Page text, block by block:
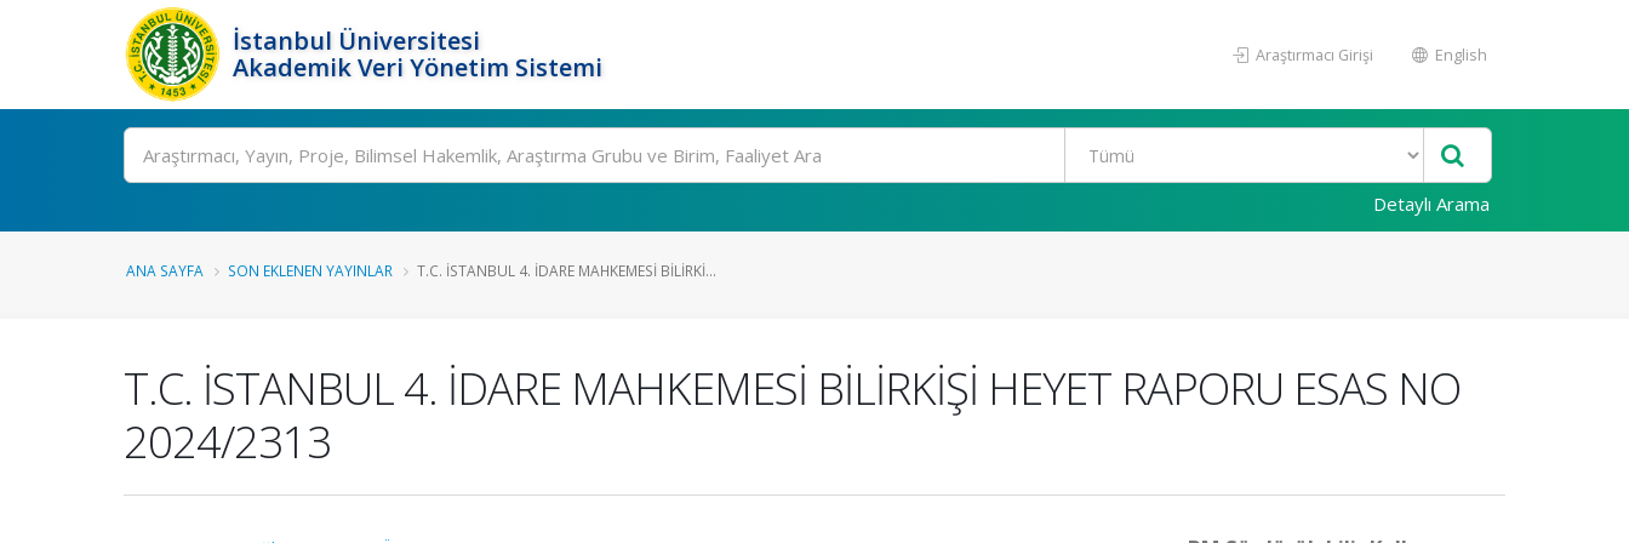
İstanbul Üniversitesi
Akademik Veri Yönetim Sistemi
Araştırmacı Girişi English
Ara
Detaylı Arama
ANA SAYFA SON EKLENEN YAYINLAR T.C. İSTANBUL 4. İDARE MAHKEMESİ BİLİRKİ...
T.C. İSTANBUL 4. İDARE MAHKEMESİ BİLİRKİŞİ HEYET RAPORU ESAS NO
2024/2313